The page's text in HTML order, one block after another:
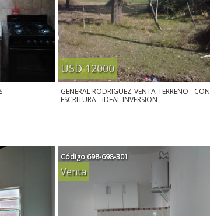
USD 12000
GENERAL RODRIGUEZ-VENTA-TERRENO - CON
ESCRITURA - IDEAL INVERSION
Código698-698-301
Venta